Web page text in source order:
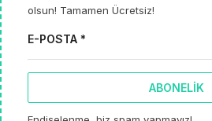
olsun! Tamamen Ücretsiz!
E-POSTA *
ABONELIK